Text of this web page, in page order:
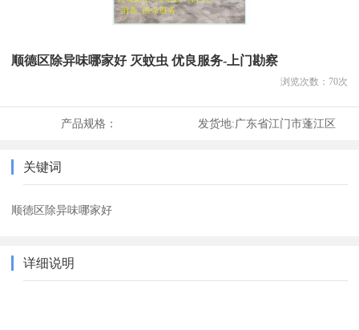
顺德区除异味哪家好 灭蚊虫 优良服务-上门勘察
浏览次数： 70次
产品规格： 发货地:广东省江门市蓬江区
关键词
顺德区除异味哪家好
详细说明